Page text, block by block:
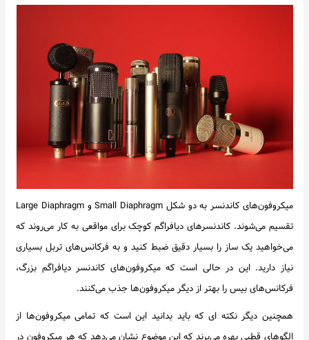
میکروفون‌های کاندنسر به دو شکل Small Diaphragm و Large Diaphragm
تقسیم می‌شوند. کاندنسرهای دیافراگم کوچک برای مواقعی به کار می‌روند که
می‌خواهید یک ساز را بسیار دقیق ضبط کنید و به فرکانس‌های تربل بسیاری
نیاز دارید. این در حالی است که میکروفون‌های کاندنسر دیافراگم بزرگ،
فرکانس‌های بیس را بهتر از دیگر میکروفون‌ها جذب می‌کنند.
همچنین دیگر نکته ای که باید بدانید این است که تمامی میکروفون‌ها از